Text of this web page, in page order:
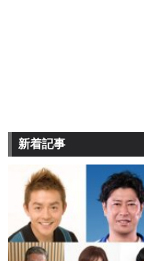
新着記事